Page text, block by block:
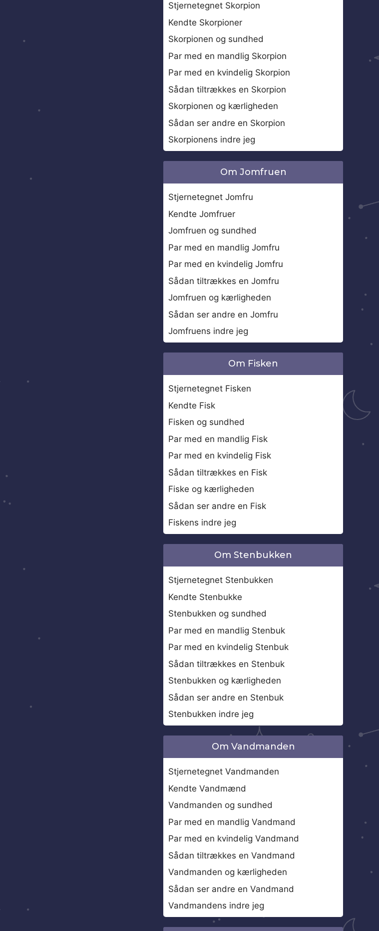
Stjernetegnet Skorpion
Kendte Skorpioner
Skorpionen og sundhed
Par med en mandlig Skorpion
Par med en kvindelig Skorpion
Sådan tiltrækkes en Skorpion
Skorpionen og kærligheden
Sådan ser andre en Skorpion
Skorpionens indre jeg
Om Jomfruen
Stjernetegnet Jomfru
Kendte Jomfruer
Jomfruen og sundhed
Par med en mandlig Jomfru
Par med en kvindelig Jomfru
Sådan tiltrækkes en Jomfru
Jomfruen og kærligheden
Sådan ser andre en Jomfru
Jomfruens indre jeg
Om Fisken
Stjernetegnet Fisken
Kendte Fisk
Fisken og sundhed
Par med en mandlig Fisk
Par med en kvindelig Fisk
Sådan tiltrækkes en Fisk
Fiske og kærligheden
Sådan ser andre en Fisk
Fiskens indre jeg
Om Stenbukken
Stjernetegnet Stenbukken
Kendte Stenbukke
Stenbukken og sundhed
Par med en mandlig Stenbuk
Par med en kvindelig Stenbuk
Sådan tiltrækkes en Stenbuk
Stenbukken og kærligheden
Sådan ser andre en Stenbuk
Stenbukken indre jeg
Om Vandmanden
Stjernetegnet Vandmanden
Kendte Vandmænd
Vandmanden og sundhed
Par med en mandlig Vandmand
Par med en kvindelig Vandmand
Sådan tiltrækkes en Vandmand
Vandmanden og kærligheden
Sådan ser andre en Vandmand
Vandmandens indre jeg